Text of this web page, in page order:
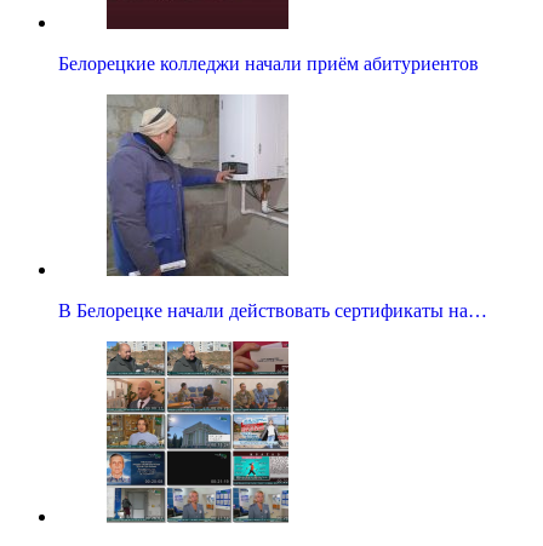
Белорецкие колледжи начали приём абитуриентов
В Белорецке начали действовать сертификаты на…